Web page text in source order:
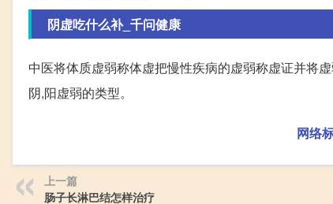
阴虚吃什么补_千问健康
中医将体质虚弱称体虚把慢性疾病的虚弱称虚证并将
阴,阳虚弱的类型。
网络
上一篇
肠子长淋巴结怎样治疗